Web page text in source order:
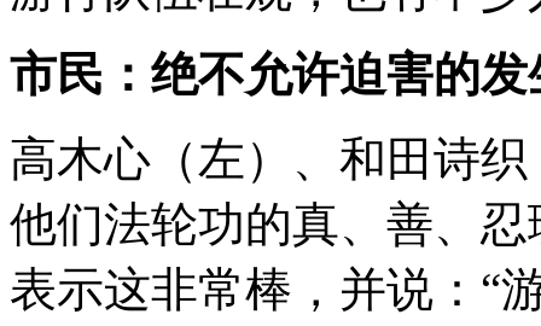
市民：绝不允许迫害的发
高木心（左）、和田诗
他们法轮功的真、善、
表示这非常棒，并说：“